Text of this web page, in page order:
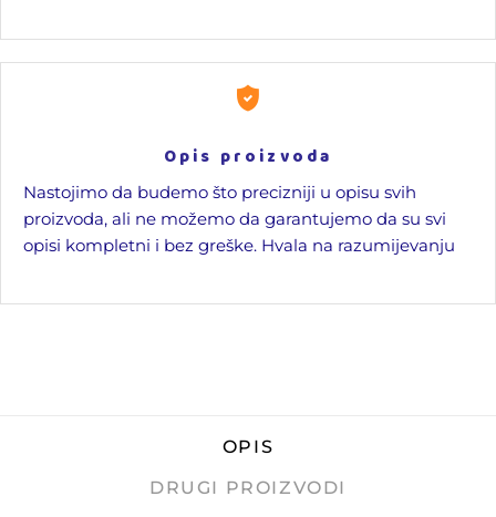
Opis proizvoda
Nastojimo da budemo što precizniji u opisu svih
proizvoda, ali ne možemo da garantujemo da su svi
opisi kompletni i bez greške. Hvala na razumijevanju
OPIS
DRUGI PROIZVODI